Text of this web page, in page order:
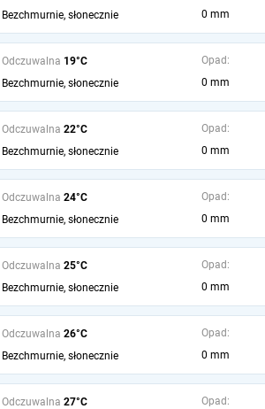
Bezchmurnie, słonecznie
0 mm
Odczuwalna 19°C
Bezchmurnie, słonecznie
Opad:
0 mm
Odczuwalna 22°C
Bezchmurnie, słonecznie
Opad:
0 mm
Odczuwalna 24°C
Bezchmurnie, słonecznie
Opad:
0 mm
Odczuwalna 25°C
Bezchmurnie, słonecznie
Opad:
0 mm
Odczuwalna 26°C
Bezchmurnie, słonecznie
Opad:
0 mm
Odczuwalna 27°C
Opad: